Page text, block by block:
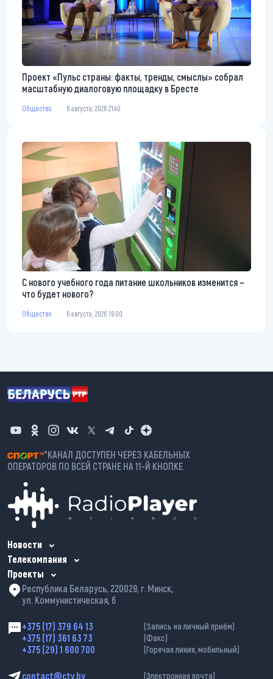
Проект «Пульс страны: факты, тренды, смыслы» собрал
масштабную диалоговую площадку в Бресте
Общество 6 августа, 2026 21:40
С нового учебного года питание школьников изменится –
что будет нового?
Общество 6 августа, 2026 18:00
*КАНАЛ ДОСТУПЕН ЧЕРЕЗ КАБЕЛЬНЫХ
ОПЕРАТОРОВ ПО ВСЕЙ СТРАНЕ НА 11-Й КНОПКЕ.
Новости
Телекомпания
Проекты
Республика Беларусь, 220029, г. Минск,
ул. Коммунистическая, 6
+375 (17) 379 64 13 (Запись на личный приём)
+375 (17) 361 63 73 (Факс)
+375 (29) 1 600 700 (Горячая линия, мобильный)
contact@ctv.by (Электронная почта)